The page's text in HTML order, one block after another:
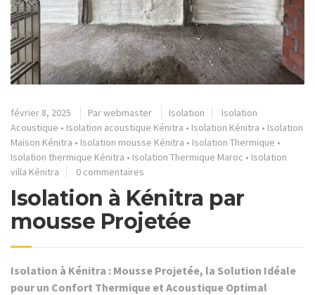
février 8, 2025 Parwebmaster Isolation
Isolation
Acoustique • Isolation acoustique Kénitra • Isolation Kénitra • Isolation
Maison Kénitra • Isolation mousse Kénitra • Isolation Thermique •
Isolation thermique Kénitra • Isolation Thermique Maroc • Isolation
villa Kénitra
0 commentaires
Isolation à Kénitra par
mousse Projetée
Isolation à Kénitra : Mousse Projetée, la Solution Idéale
pour un Confort Thermique et Acoustique Optimal